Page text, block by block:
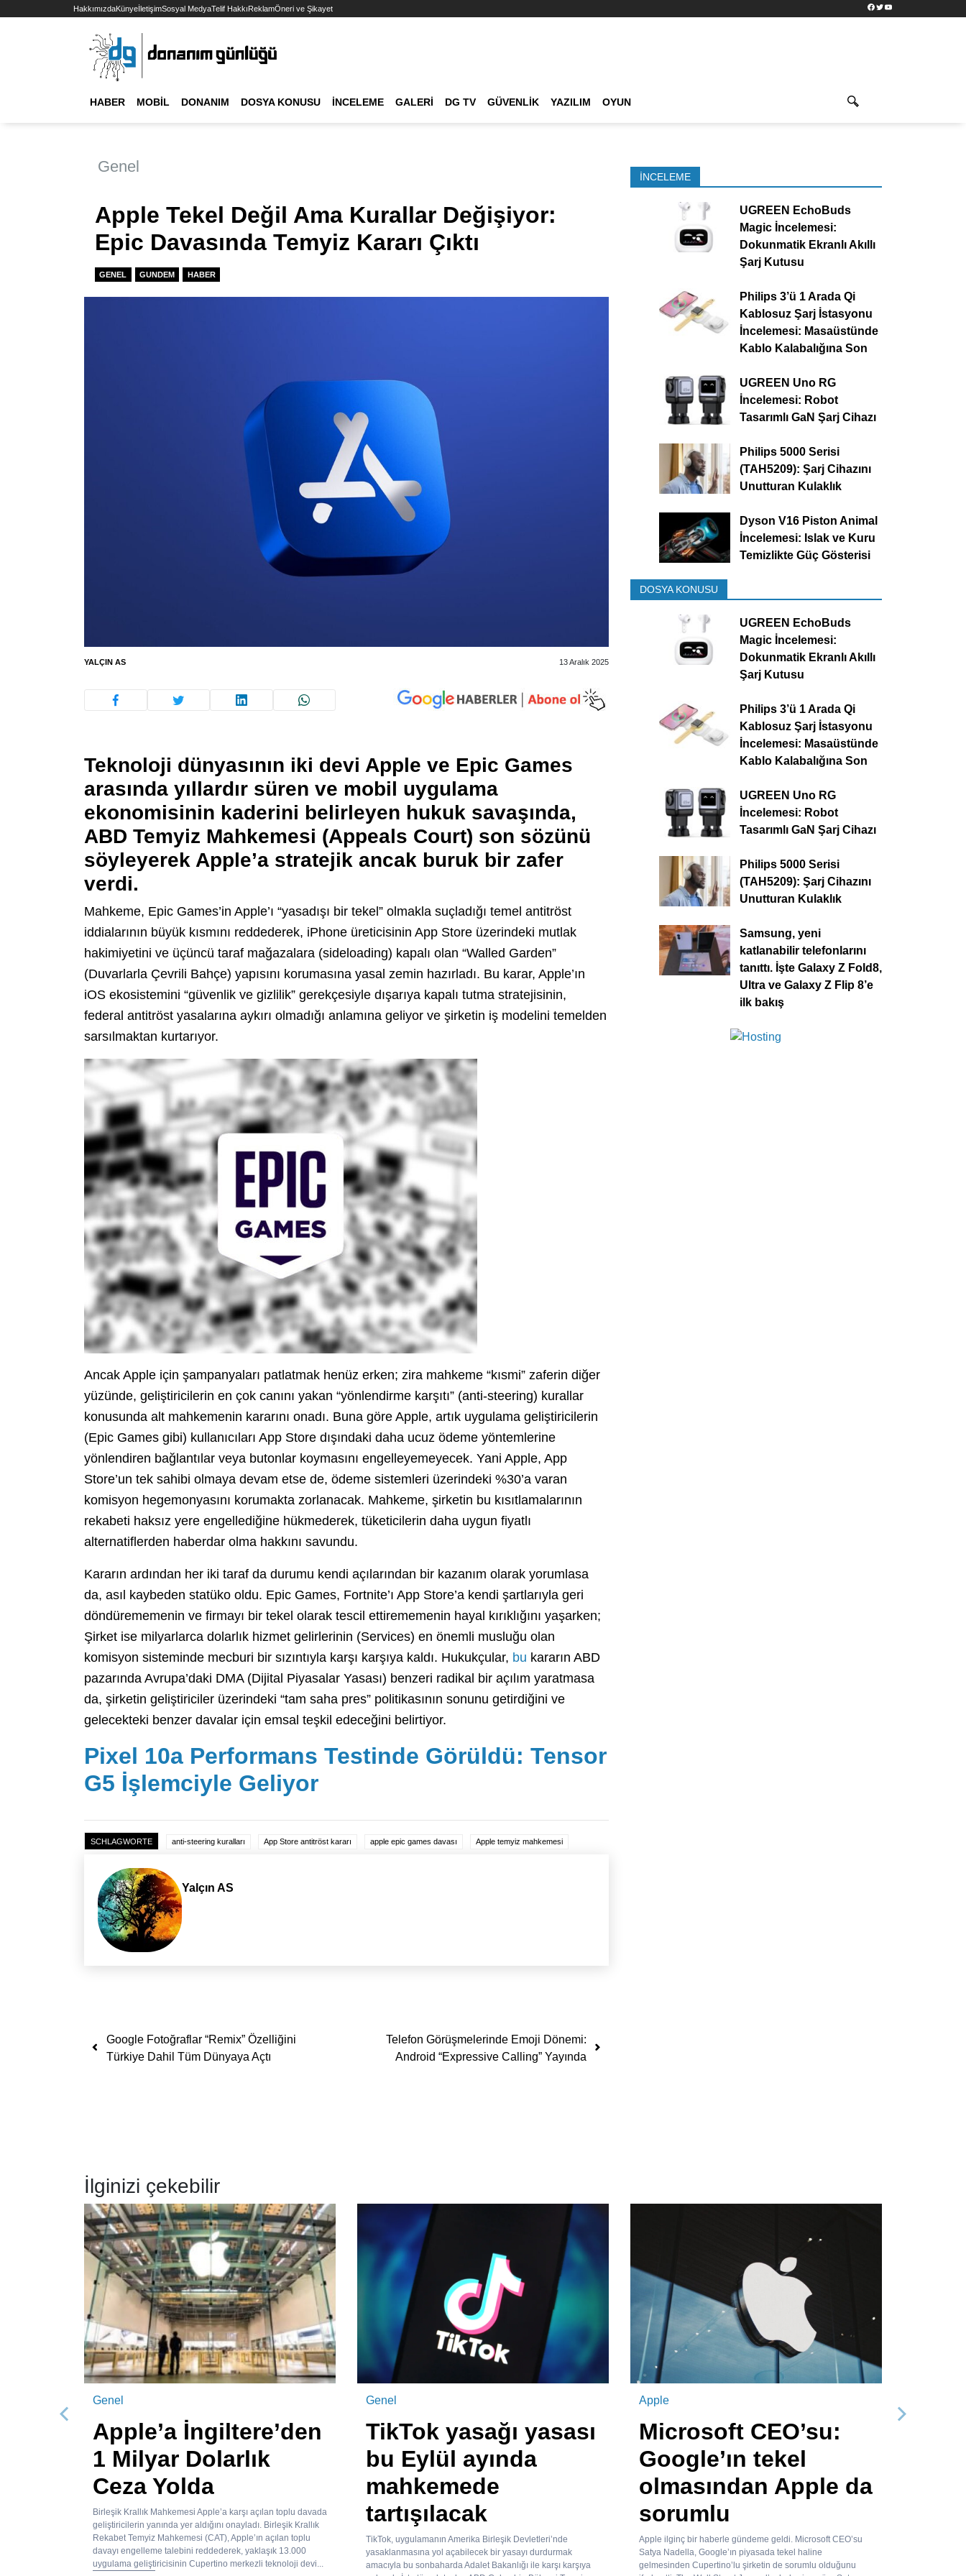
HakkımızdaKünyeİletişimSosyal MedyaTelif HakkıReklamÖneri ve Şikayet Facebook
TwitterYouTube
HABER MOBIL DONANIM DOSYA KONUSU İNCELEME GALERI DG TV GÜVENLIK YAZILIM OYUN
Genel
Apple Tekel Değil Ama Kurallar Değişiyor:
Epic Davasında Temyiz Kararı Çıktı
GENEL GUNDEM HABER
YALÇIN AS 13 Aralık 2025
Teknoloji dünyasının iki devi Apple ve Epic Games
arasında yıllardır süren ve mobil uygulama
ekonomisinin kaderini belirleyen hukuk savaşında,
ABD Temyiz Mahkemesi (Appeals Court) son sözünü
söyleyerek Apple’a stratejik ancak buruk bir zafer
verdi.
Mahkeme, Epic Games’in Apple’ı “yasadışı bir tekel” olmakla suçladığı temel antitröst
iddialarının büyük kısmını reddederek, iPhone üreticisinin App Store üzerindeki mutlak
hakimiyetini ve üçüncü taraf mağazalara (sideloading) kapalı olan “Walled Garden”
(Duvarlarla Çevrili Bahçe) yapısını korumasına yasal zemin hazırladı. Bu karar, Apple’ın
iOS ekosistemini “güvenlik ve gizlilik” gerekçesiyle dışarıya kapalı tutma stratejisinin,
federal antitröst yasalarına aykırı olmadığı anlamına geliyor ve şirketin iş modelini temelden
sarsılmaktan kurtarıyor.
Ancak Apple için şampanyaları patlatmak henüz erken; zira mahkeme “kısmi” zaferin diğer
yüzünde, geliştiricilerin en çok canını yakan “yönlendirme karşıtı” (anti-steering) kurallar
konusunda alt mahkemenin kararını onadı. Buna göre Apple, artık uygulama geliştiricilerin
(Epic Games gibi) kullanıcıları App Store dışındaki daha ucuz ödeme yöntemlerine
yönlendiren bağlantılar veya butonlar koymasını engelleyemeyecek. Yani Apple, App
Store’un tek sahibi olmaya devam etse de, ödeme sistemleri üzerindeki %30’a varan
komisyon hegemonyasını korumakta zorlanacak. Mahkeme, şirketin bu kısıtlamalarının
rekabeti haksız yere engellediğine hükmederek, tüketicilerin daha uygun fiyatlı
alternatiflerden haberdar olma hakkını savundu.
Kararın ardından her iki taraf da durumu kendi açılarından bir kazanım olarak yorumlasa
da, asıl kaybeden statüko oldu. Epic Games, Fortnite’ı App Store’a kendi şartlarıyla geri
döndürememenin ve firmayı bir tekel olarak tescil ettirememenin hayal kırıklığını yaşarken;
Şirket ise milyarlarca dolarlık hizmet gelirlerinin (Services) en önemli musluğu olan
komisyon sisteminde mecburi bir sızıntıyla karşı karşıya kaldı. Hukukçular, bu kararın ABD
pazarında Avrupa’daki DMA (Dijital Piyasalar Yasası) benzeri radikal bir açılım yaratmasa
da, şirketin geliştiriciler üzerindeki “tam saha pres” politikasının sonunu getirdiğini ve
gelecekteki benzer davalar için emsal teşkil edeceğini belirtiyor.
Pixel 10a Performans Testinde Görüldü: Tensor
G5 İşlemciyle Geliyor
SCHLAGWORTE anti-steering kuralları App Store antitröst kararı apple epic games davası Apple temyiz mahkemesi
Yalçın AS
Yazı dolaşımı
Google Fotoğraflar “Remix” Özelliğini
Türkiye Dahil Tüm Dünyaya Açtı
Telefon Görüşmelerinde Emoji Dönemi:
Android “Expressive Calling” Yayında
İNCELEME
UGREEN EchoBuds
Magic İncelemesi:
Dokunmatik Ekranlı Akıllı
Şarj Kutusu
Philips 3’ü 1 Arada Qi
Kablosuz Şarj İstasyonu
İncelemesi: Masaüstünde
Kablo Kalabalığına Son
UGREEN Uno RG
İncelemesi: Robot
Tasarımlı GaN Şarj Cihazı
Philips 5000 Serisi
(TAH5209): Şarj Cihazını
Unutturan Kulaklık
Dyson V16 Piston Animal
İncelemesi: Islak ve Kuru
Temizlikte Güç Gösterisi
DOSYA KONUSU
UGREEN EchoBuds
Magic İncelemesi:
Dokunmatik Ekranlı Akıllı
Şarj Kutusu
Philips 3’ü 1 Arada Qi
Kablosuz Şarj İstasyonu
İncelemesi: Masaüstünde
Kablo Kalabalığına Son
UGREEN Uno RG
İncelemesi: Robot
Tasarımlı GaN Şarj Cihazı
Philips 5000 Serisi
(TAH5209): Şarj Cihazını
Unutturan Kulaklık
Samsung, yeni
katlanabilir telefonlarını
tanıttı. İşte Galaxy Z Fold8,
Ultra ve Galaxy Z Flip 8’e
ilk bakış
İlginizi çekebilir
Genel
Apple’a İngiltere’den
1 Milyar Dolarlık
Ceza Yolda
Birleşik Krallık Mahkemesi Apple’a karşı açılan toplu davada
geliştiricilerin yanında yer aldığını onayladı. Birleşik Krallık
Rekabet Temyiz Mahkemesi (CAT), Apple’ın açılan toplu
davayı engelleme talebini reddederek, yaklaşık 13.000
uygulama geliştiricisinin Cupertino merkezli teknoloji devi...
Genel
TikTok yasağı yasası
bu Eylül ayında
mahkemede
tartışılacak
TikTok, uygulamanın Amerika Birleşik Devletleri’nde
yasaklanmasına yol açabilecek bir yasayı durdurmak
amacıyla bu sonbaharda Adalet Bakanlığı ile karşı karşıya
Apple
Microsoft CEO’su:
Google’ın tekel
olmasından Apple da
sorumlu
Apple ilginç bir haberle gündeme geldi. Microsoft CEO’su
Satya Nadella, Google’ın piyasada tekel haline
gelmesinden Cupertino’lu şirketin de sorumlu olduğunu
Önceki Sonraki